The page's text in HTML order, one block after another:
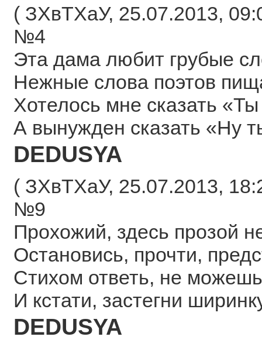
( ЗХвТХаУ, 25.07.2013,
№4
Эта дама любит грубые
Нежные слова поэтов
Хотелось мне сказать
А вынужден сказать «Ну
DEDUSYA
( ЗХвТХаУ, 25.07.2013,
№9
Прохожий, здесь прозой
Остановись, прочти,
Стихом ответь, не
И кстати, застегни
DEDUSYA